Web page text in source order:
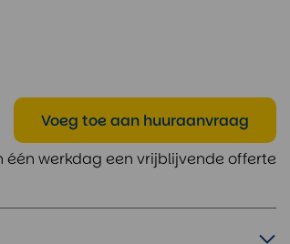
Voeg toe aan huuraanvraag
één werkdag een vrijblijvende offerte